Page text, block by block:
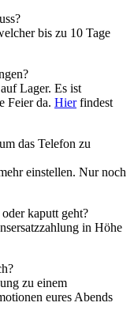
bis zu 10 Tage
Lager. Es ist
Feier da. Hierfindest
das Telefon zu
einstellen. Nur noch
oder kaputt geht?
in Höhe
zu einem
eures Abends